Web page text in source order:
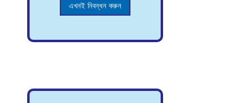
এখনই নিবন্ধন করুন